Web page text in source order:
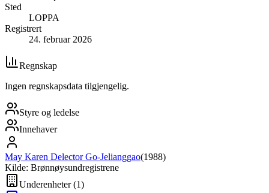
Sted
LOPPA
Registrert
24. februar 2026
Regnskap
Ingen regnskapsdata tilgjengelig.
Styre og ledelse
Innehaver
May Karen Delector Go-Jelianggao(1988)
Kilde: Brønnøysundregistrene
Underenheter(1)